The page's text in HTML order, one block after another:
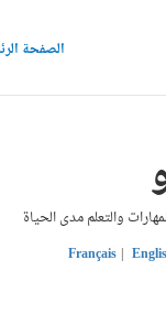
الصفحة
والتعلم مدى الحياة
Français